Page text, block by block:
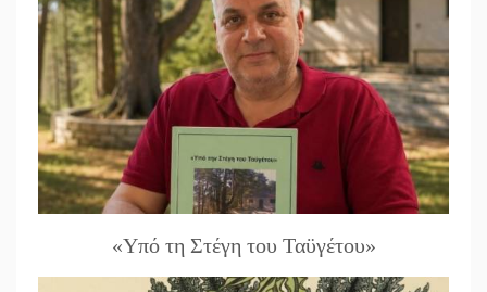
«Υπό τη Στέγη του Ταϋγέτου»